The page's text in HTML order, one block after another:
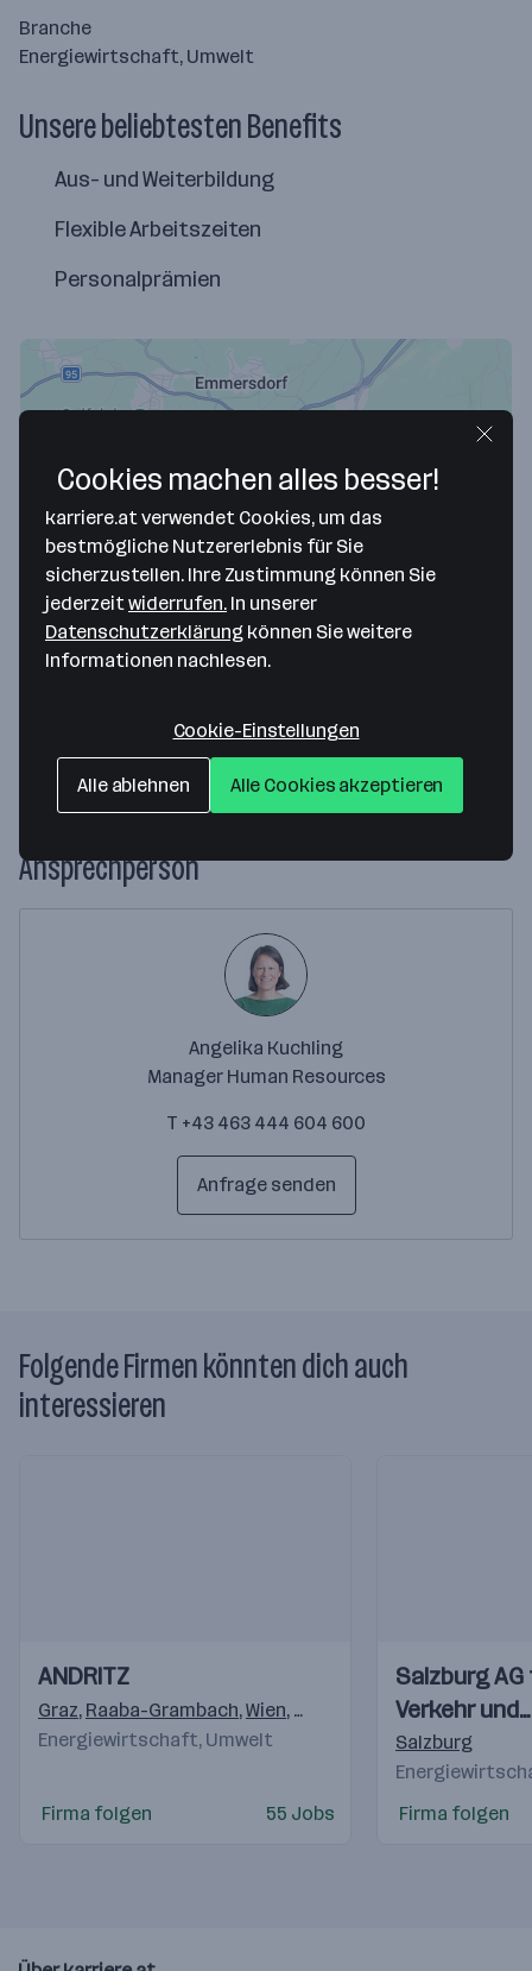
Branche
Energiewirtschaft, Umwelt
Unsere beliebtesten Benefits
Aus- und Weiterbildung
Flexible Arbeitszeiten
Personalprämien
AMSC Austria GmbH
Webseite
Ansprechperson
Angelika Kuchling
Manager Human Resources
T +43 463 444 604 600
Anfrage senden
Folgende Firmen könnten dich auch
interessieren
Videos
Einblicke
Einblicke
ANDRITZ
Graz, Raaba-Grambach,Wien, St. Pölten Weiz,Linz
Energiewirtschaft, Umwelt
Firma folgen 55 Jobs
Videos
Einblicke
Einblicke
Salzburg
Verkehr und
Salzburg
Firma folgen
Cookies machen alles besser!
karriere.at verwendet Cookies, um das
bestmögliche Nutzererlebnis für Sie
sicherzustellen. Ihre Zustimmung können Sie
jederzeitwiderrufen. In unserer
Datenschutzerklärung können Sie weitere
Informationen nachlesen.
Cookie-Einstellungen
Alle ablehnen Alle Cookies akzeptieren